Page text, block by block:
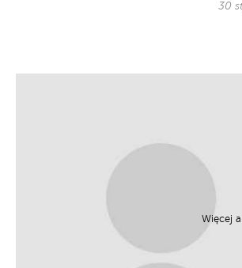
30
Więcej